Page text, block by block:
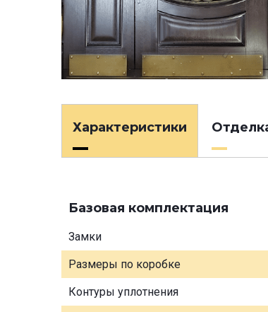
Характеристики
Базовая комплектация
Замки
Размеры по коробке
Контуры уплотнения